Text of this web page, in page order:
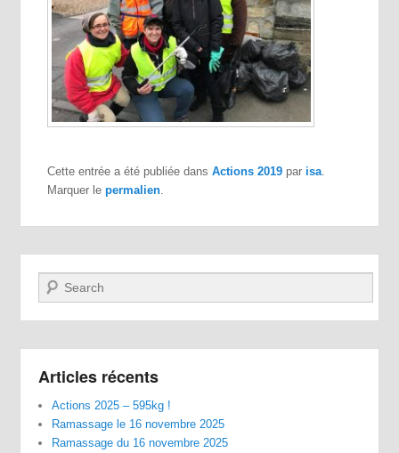
Cette entrée a été publiée dansActions 2019 par isa
Marquer lepermalien
Recherche
Articles récents
Actions 2025 – 595kg !
Ramassage le 16 novembre 2025
Ramassage du 16 novembre 2025